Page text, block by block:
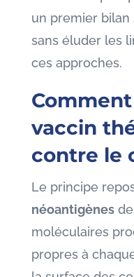
un premier bilan
sans éluder les
ces approches.
vaccin
contre le
Le principe
néoantigènes
moléculaires
propres à